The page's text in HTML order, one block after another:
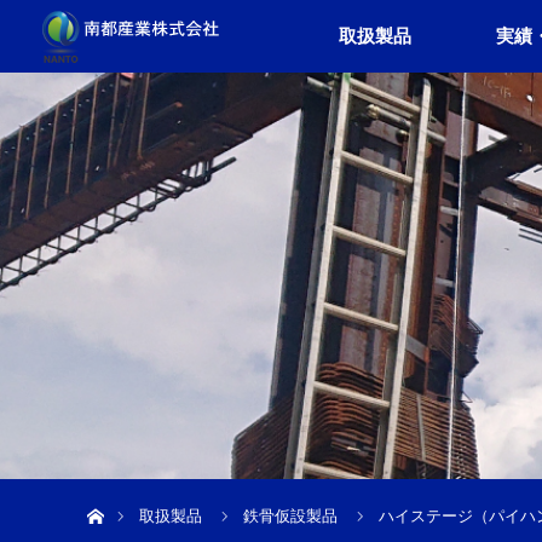
取扱製品 実績
取扱製品
鉄骨仮設製品 ハイステージ（パイハ